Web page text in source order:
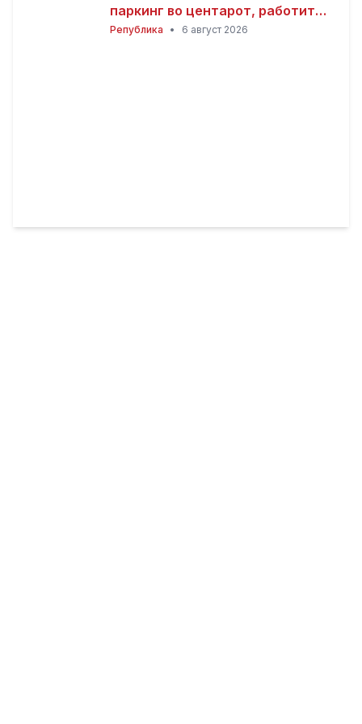
паркинг во центарот, работите
се во завршна фаза
Република • 6 август 2026